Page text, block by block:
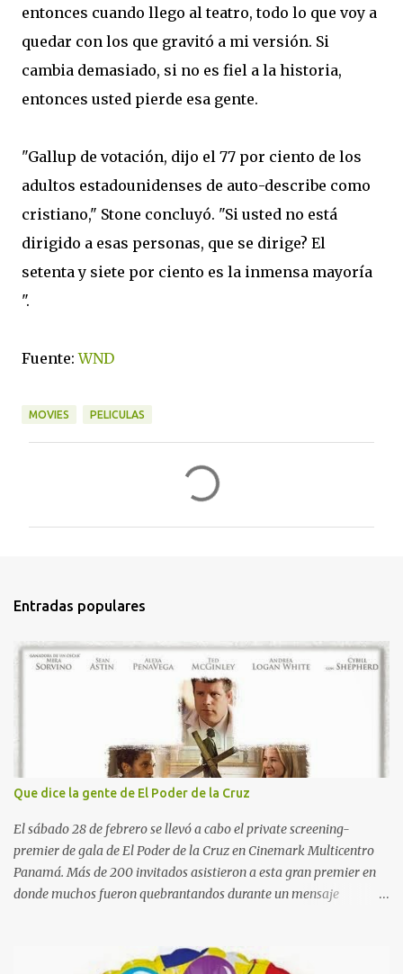
entonces cuando llego al teatro, todo lo que voy a
quedar con los que gravitó a mi versión. Si
cambia demasiado, si no es fiel a la historia,
entonces usted pierde esa gente.
"Gallup de votación, dijo el 77 por ciento de los
adultos estadounidenses de auto-describe como
cristiano," Stone concluyó. "Si usted no está
dirigido a esas personas, que se dirige? El
setenta y siete por ciento es la inmensa mayoría
".
Fuente:WND
MOVIES PELICULAS
t
r
Entradas populares
Que dice la gente de El Poder de la Cruz
El sábado 28 de febrero se llevó a cabo el private screening-
premier de gala de El Poder de la Cruz en Cinemark Multicentro
Panamá. Más de 200 invitados asistieron a esta gran premier en
donde muchos fueron quebrantandos durante un mensaje
nuestro Señor Jesucristo por cada uno de nosotros y darle gracias